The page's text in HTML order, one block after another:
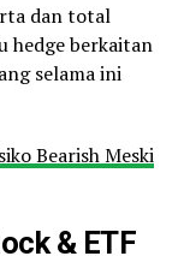
dan total
hedge berkaitan
selama ini
Bearish Meski
& ETF